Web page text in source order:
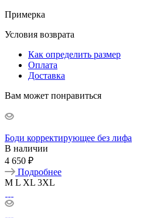
Примерка
Условия возврата
Как определить размер
Оплата
Доставка
Вам может понравиться
Боди корректирующее без лифа
В наличии
4 650 ₽
Подробнее
M L XL 3XL